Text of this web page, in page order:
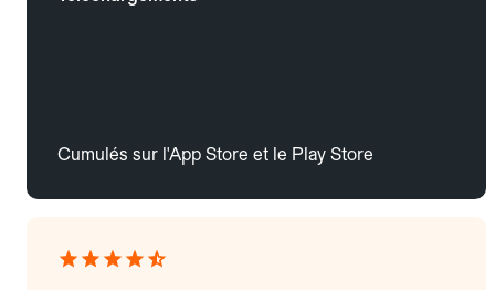
Cumulés sur l'App Store et le Play Store